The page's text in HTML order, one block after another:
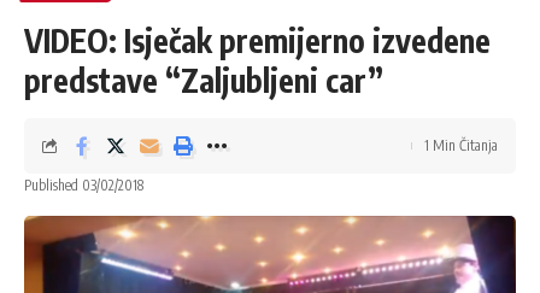
VIDEO: Isječak premijerno izvedene
predstave “Zaljubljeni car”
Published 03/02/2018
1 Min Čitanja